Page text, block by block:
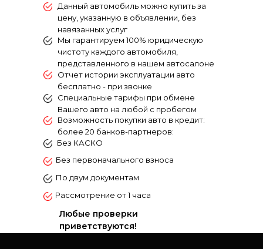
Данный автомобиль можно купить за
цену, указанную в объявлении, без
навязанных услуг
Mы гарантируем 100% юридическую
чистоту каждого aвтомобиля,
пpeдcтaвлeнногo в нашем автосалоне
Возможность покупки авто в кредит:
более 20 банков-партнеров:
Специальные тарифы при обмене
Вашего авто на любой с пробегом
Отчет истории эксплуатации авто
бесплатно - при звонке
Любые проверки
приветствуются!
Без КАСКО
По двум документам
Без первоначального взноса
Рассмотрение от 1 часа